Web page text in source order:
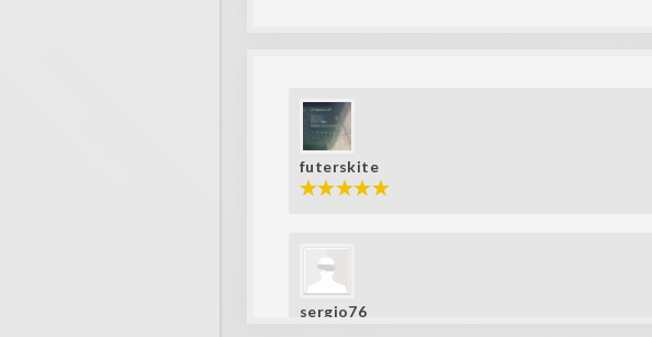
futerskite
sergio76